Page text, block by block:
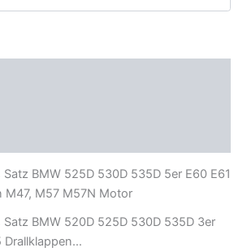
Satz BMW 525D 530D 535D 5er E60 E61
M47, M57 M57N Motor
Satz BMW 520D 525D 530D 535D 3er
Drallklappen…